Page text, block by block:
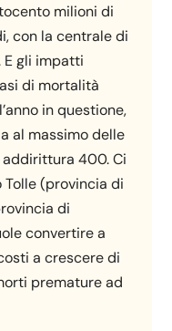
milioni di
con la centrale di
E gli impatti
di mortalità
in questione,
al massimo delle
400. Ci
(provincia di
di
convertire a
a crescere di
premature ad